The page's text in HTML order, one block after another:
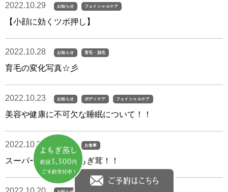
2022.10.29 お知らせ フェイシャルケア
【小顔に効くツボ押し】
2022.10.28 お知らせ 育毛・脱毛
育毛の変化写真☆彡
2022.10.23 お知らせ ボディケア フェイシャルケア
美容や健康に不可欠な睡眠について！！
2022.10.21 お食事
スーパーきのこ たもぎ茸！！